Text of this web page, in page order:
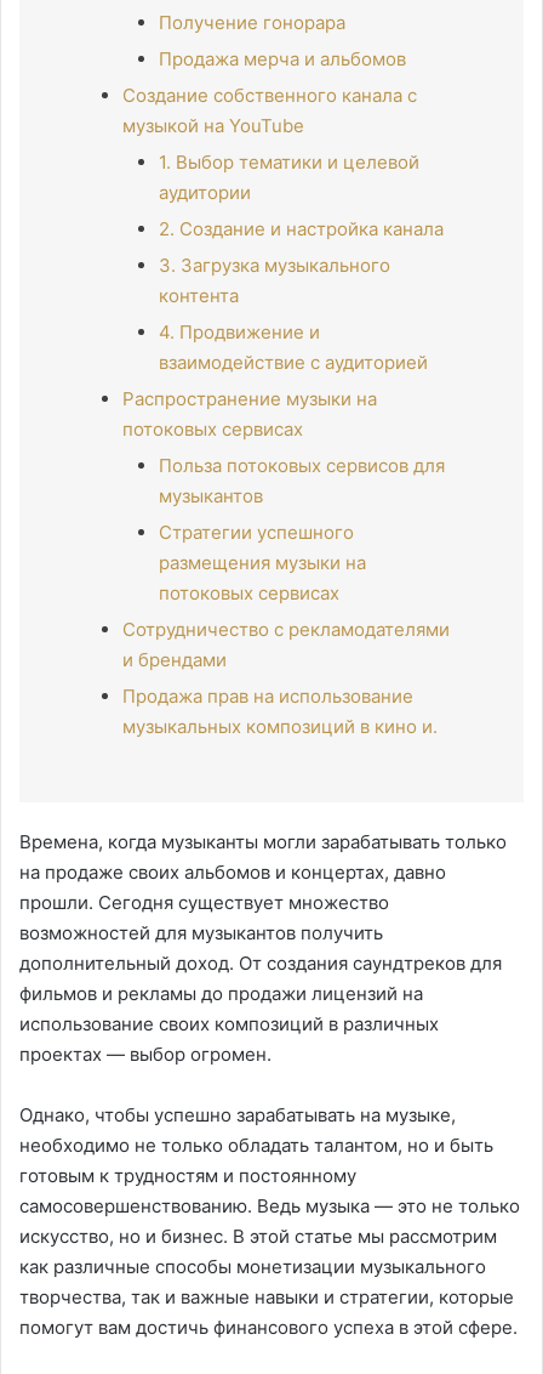
Получение гонорара
Продажа мерча и альбомов
Создание собственного канала с
музыкой на YouTube
1. Выбор тематики и целевой
аудитории
2. Создание и настройка канала
3. Загрузка музыкального
контента
4. Продвижение и
взаимодействие с аудиторией
Распространение музыки на
потоковых сервисах
Польза потоковых сервисов для
музыкантов
Стратегии успешного
размещения музыки на
потоковых сервисах
Сотрудничество с рекламодателями
и брендами
Продажа прав на использование
музыкальных композиций в кино и.
Времена, когда музыканты могли зарабатывать только
на продаже своих альбомов и концертах, давно
прошли. Сегодня существует множество
возможностей для музыкантов получить
дополнительный доход. От создания саундтреков для
фильмов и рекламы до продажи лицензий на
использование своих композиций в различных
проектах — выбор огромен.
Однако, чтобы успешно зарабатывать на музыке,
необходимо не только обладать талантом, но и быть
готовым к трудностям и постоянному
самосовершенствованию. Ведь музыка — это не только
искусство, но и бизнес. В этой статье мы рассмотрим
как различные способы монетизации музыкального
творчества, так и важные навыки и стратегии, которые
помогут вам достичь финансового успеха в этой сфере.